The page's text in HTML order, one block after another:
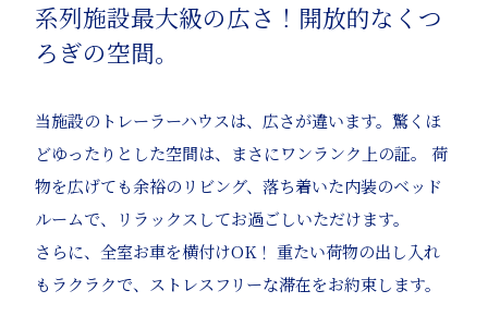
系列施設最大級の広さ！開放的なくつ
ろぎの空間。
当施設のトレーラーハウスは、広さが違います。驚くほ
どゆったりとした空間は、まさにワンランク上の証。 荷
物を広げても余裕のリビング、落ち着いた内装のベッド
ルームで、リラックスしてお過ごしいただけます。
さらに、全室お車を横付けOK！ 重たい荷物の出し入れ
もラクラクで、ストレスフリーな滞在をお約束します。